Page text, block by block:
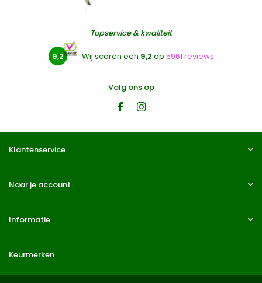
Topservice & kwaliteit
9,2 Wij scoren een 9,2 op 5961 reviews
Volg ons op
Klantenservice
Naar je account
Informatie
Keurmerken